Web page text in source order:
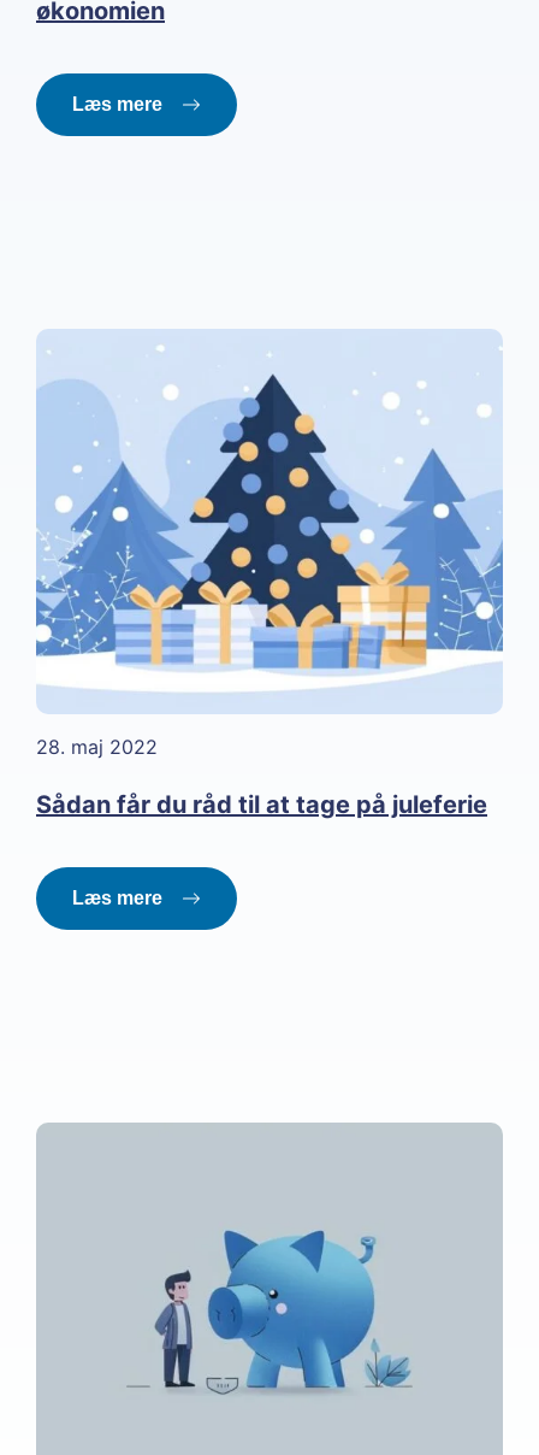
økonomien
Læs mere
28. maj 2022
Sådan får du råd til at tage på juleferie
Læs mere